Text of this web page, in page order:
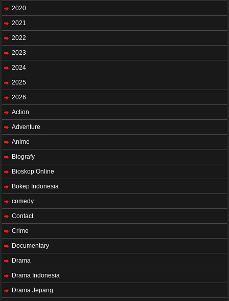
2020
2021
2022
2023
2024
2025
2026
Action
Adventure
Anime
Biografy
Bioskop Online
Bokep Indonesia
comedy
Contact
Crime
Documentary
Drama
Drama Indonesia
Drama Jepang